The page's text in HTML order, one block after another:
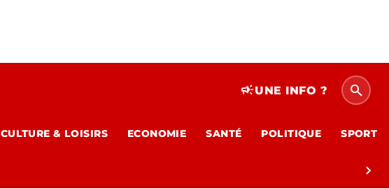
campaignUNE INFO ? search
CULTURE & LOISIRS ECONOMIE SANTÉ POLITIQUE SPORT
chevron_right